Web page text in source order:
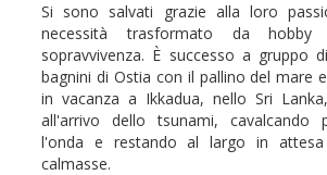
Si sono salvati grazie alla loro
necessità trasformato da
sopravvivenza. È successo a gruppo
bagnini di Ostia con il pallino del mare
in vacanza a Ikkadua, nello Sri
all'arrivo dello tsunami, cavalcando
l'onda e restando al largo in
calmasse.